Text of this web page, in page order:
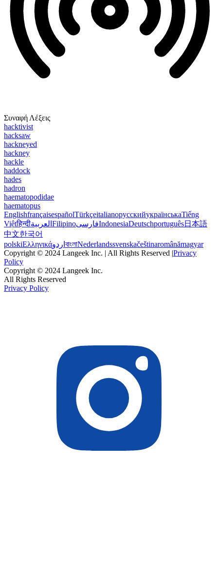
Συναφή Λέξεις
hacktivist
hacksaw
hackneyed
hackney
hackle
haddock
hades
hadron
haematopodidae
haematopus
EnglishfrançaisespañolTürkçeitalianoрусскийукраїнськаTiếng
Việtहिन्दीالعربية FilipinoفارسیIndonesiaDeutschportuguês日本語
中文한국어
polskiΕλληνικάاردو বাংলাNederlandssvenskačeštinaromânămagyar
Copyright © 2024 Langeek Inc. | All Rights Reserved |Privacy
Policy
Copyright © 2024 Langeek Inc.
All Rights Reserved
Privacy Policy